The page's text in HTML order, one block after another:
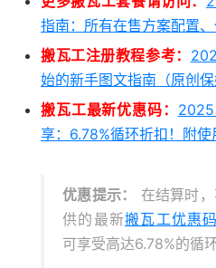
指南：所有在售方案配置
搬瓦工注册教程参考：
始的新手图文指南（原创保
搬瓦工最新优惠码：
享：6.78%循环折扣！附
优惠提示：
在结算时
供的最新搬瓦工优惠码
可享受高达6.78%的循环